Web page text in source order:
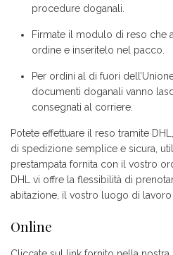
procedure doganali.
Firmate il modulo di reso che
ordine e inseritelo nel pacco.
Per ordini al di fuori
documenti doganali vanno
consegnati al corriere.
Potete effettuare il reso tramite
di spedizione semplice e sicura,
prestampata fornita con il vostro
DHL vi offre la flessibilità di
abitazione, il vostro luogo di
Online